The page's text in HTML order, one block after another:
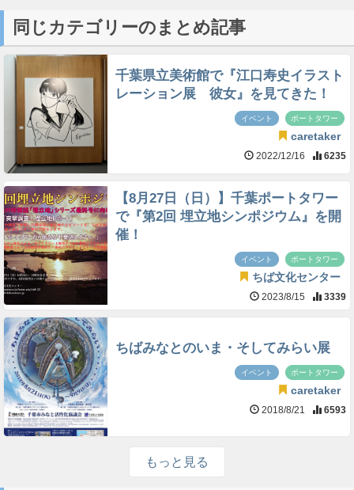
同じカテゴリーのまとめ記事
千葉県立美術館で『江口寿史イラスト
レーション展 彼女』を見てきた！
イベント ポートタワー
caretaker
2022/12/16 6235
【8月27日（日）】千葉ポートタワー
で『第2回 埋立地シンポジウム』を開
催！
イベント ポートタワー
ちば文化センター
2023/8/15 3339
ちばみなとのいま・そしてみらい展
イベント ポートタワー
caretaker
2018/8/21 6593
もっと見る